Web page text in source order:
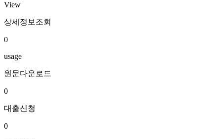
View
상세정보조회
0
usage
원문다운로드
0
대출신청
0